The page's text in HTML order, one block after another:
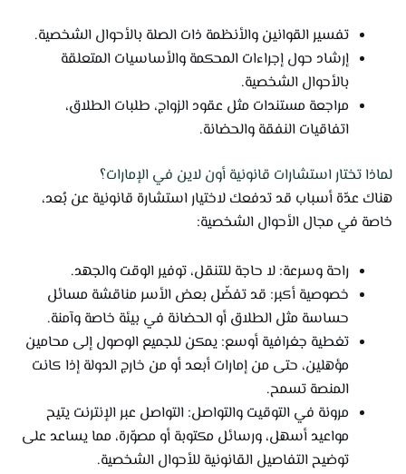
تفسير القوانين والأنظمة ذات الصلة بالأحوال الشخصية.
إرشاد حول إجراءات المحكمة والأساسيات المتعلقة
بالأحوال الشخصية.
مراجعة مستندات مثل عقود الزواج، طلبات الطلاق،
اتفاقيات النفقة والحضانة.
لماذا تختار استشارات قانونية أون لاين في الإمارات؟
هناك عدّة أسباب قد تدفعك لاختيار استشارة قانونية عن بُعد،
خاصة في مجال الأحوال الشخصية:
راحة وسرعة: لا حاجة للتنقل، توفير الوقت والجهد.
خصوصية أكبر: قد تفضّل بعض الأسر مناقشة مسائل
حساسة مثل الطلاق أو الحضانة في بيئة خاصة وآمنة.
تغطية جغرافية أوسع: يمكن للجميع الوصول إلى محامين
مؤهلين، حتى من إمارات أبعد أو من خارج الدولة إذا كانت
المنصة تسمح.
مرونة في التوقيت والتواصل: التواصل عبر الإنترنت يتيح
مواعيد أسهل، ورسائل مكتوبة أو مصوّرة، مما يساعد على
توضيح التفاصيل القانونية للأحوال الشخصية.